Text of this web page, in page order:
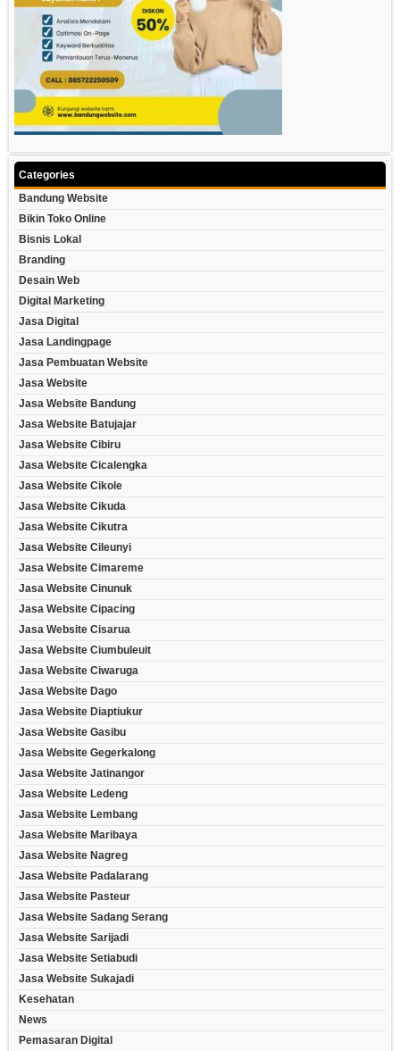
Categories
Bandung Website
Bikin Toko Online
Bisnis Lokal
Branding
Desain Web
Digital Marketing
Jasa Digital
Jasa Landingpage
Jasa Pembuatan Website
Jasa Website
Jasa Website Bandung
Jasa Website Batujajar
Jasa Website Cibiru
Jasa Website Cicalengka
Jasa Website Cikole
Jasa Website Cikuda
Jasa Website Cikutra
Jasa Website Cileunyi
Jasa Website Cimareme
Jasa Website Cinunuk
Jasa Website Cipacing
Jasa Website Cisarua
Jasa Website Ciumbuleuit
Jasa Website Ciwaruga
Jasa Website Dago
Jasa Website Diaptiukur
Jasa Website Gasibu
Jasa Website Gegerkalong
Jasa Website Jatinangor
Jasa Website Ledeng
Jasa Website Lembang
Jasa Website Maribaya
Jasa Website Nagreg
Jasa Website Padalarang
Jasa Website Pasteur
Jasa Website Sadang Serang
Jasa Website Sarijadi
Jasa Website Setiabudi
Jasa Website Sukajadi
Kesehatan
News
Pemasaran Digital